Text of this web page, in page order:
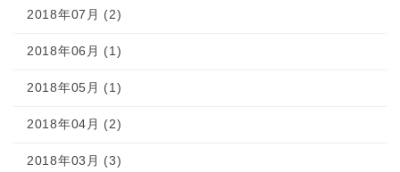
2018年07月 (2)
2018年06月 (1)
2018年05月 (1)
2018年04月 (2)
2018年03月 (3)